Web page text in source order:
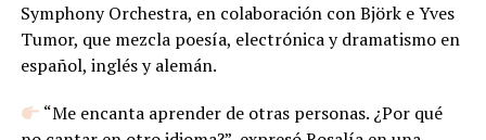
Symphony Orchestra, en colaboración con Björk e Yves
Tumor, que mezcla poesía, electrónica y dramatismo en
español, inglés y alemán.
“Me encanta aprender de otras personas. ¿Por qué